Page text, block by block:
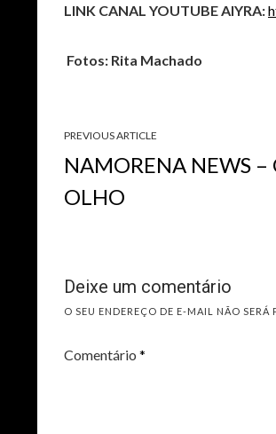
LINK CANAL YOUTUBE AIYRA:
Fotos: Rita Machado
PREVIOUS ARTICLE
NAMORENA NEWS
OLHO
Deixe um comentário
O SEU ENDEREÇO DE E-MAIL NÃO SERÁ
Comentário *